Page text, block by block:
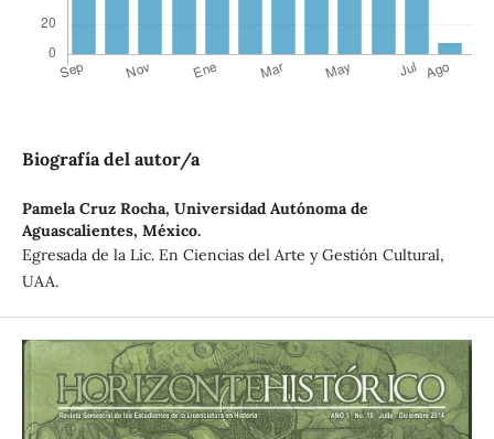
Biografía del autor/a
Pamela Cruz Rocha, Universidad Autónoma de
Aguascalientes, México.
Egresada de la Lic. En Ciencias del Arte y Gestión Cultural,
UAA.